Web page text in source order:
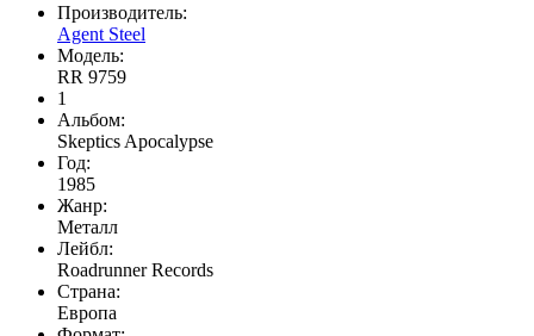
Производитель:
Agent Steel
Модель:
RR 9759
1
Альбом:
Skeptics Apocalypse
Год:
1985
Жанр:
Металл
Лейбл:
Roadrunner Records
Страна:
Европа